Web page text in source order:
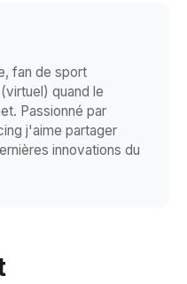
fan de sport
quand le
Passionné par
j'aime partager
innovations du